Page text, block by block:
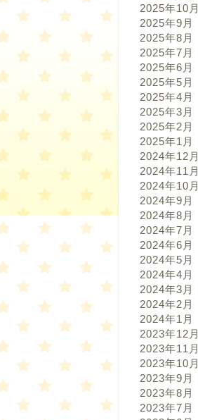
2025年10月
2025年9月
2025年8月
2025年7月
2025年6月
2025年5月
2025年4月
2025年3月
2025年2月
2025年1月
2024年12月
2024年11月
2024年10月
2024年9月
2024年8月
2024年7月
2024年6月
2024年5月
2024年4月
2024年3月
2024年2月
2024年1月
2023年12月
2023年11月
2023年10月
2023年9月
2023年8月
2023年7月